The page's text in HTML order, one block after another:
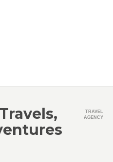
TRAVEL
AGENCY